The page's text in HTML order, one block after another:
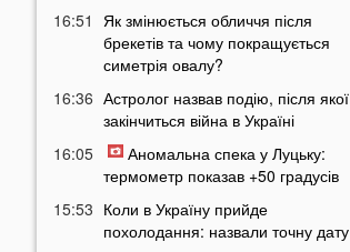
16:51
Як змінюється обличчя після
брекетів та чому покращується
симетрія овалу?
16:36 Астролог назвав подію, після якої
закінчиться війна в Україні
16:05
Аномальна спека у Луцьку:
термометр показав +50 градусів
15:53 Коли в Україну прийде
похолодання: назвали точну дату